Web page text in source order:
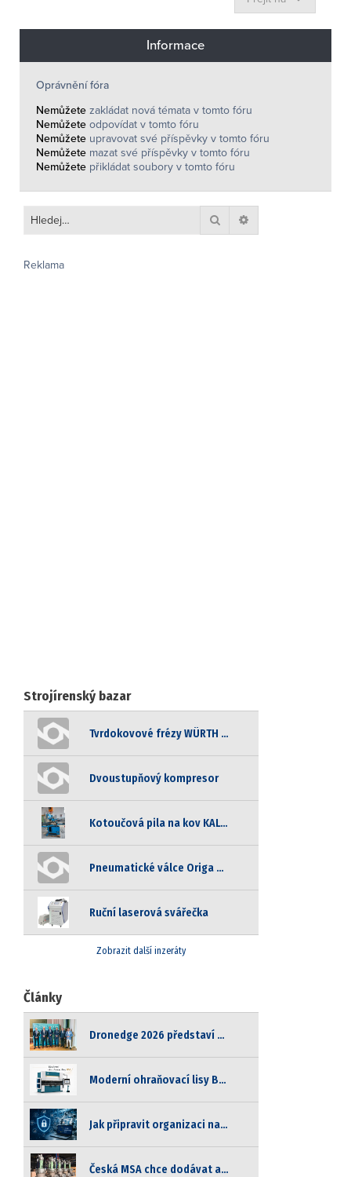
Informace
Oprávnění fóra
Nemůžete zakládat nová témata v tomto fóru
Nemůžete odpovídat v tomto fóru
Nemůžete upravovat své příspěvky v tomto fóru
Nemůžete mazat své příspěvky v tomto fóru
Nemůžete přikládat soubory v tomto fóru
Hledat
Reklama